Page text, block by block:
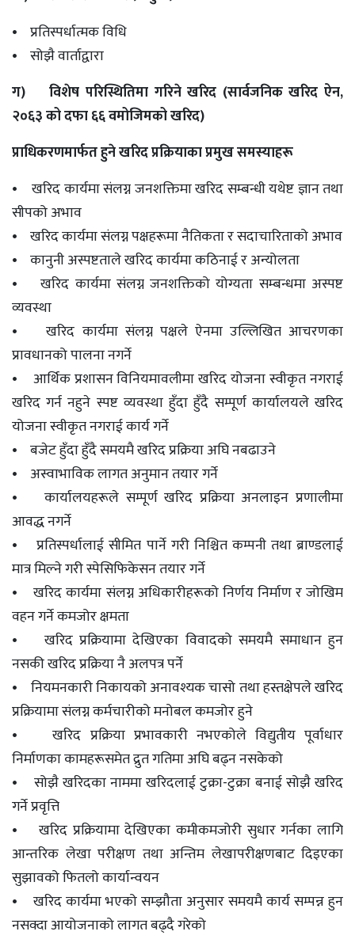
• प्रतिस्पर्धात्मक विधि
• सोझै वार्ताद्वारा
ग) विशेष परिस्थितिमा गरिने खरिद (सार्वजनिक खरिद ऐन,
२०६३ को दफा ६६ वमोजिमको खरिद)
प्राधिकरणमार्फत हुने खरिद प्रक्रियाका प्रमुख समस्याहरू
• खरिद कार्यमा संलग्न जनशक्तिमा खरिद सम्बन्धी यथेष्ट ज्ञान तथा
सीपको अभाव
• खरिद कार्यमा संलग्न पक्षहरूमा नैतिकता र सदाचारिताको अभाव
• कानुनी अस्पष्टताले खरिद कार्यमा कठिनाई र अन्योलता
• खरिद कार्यमा संलग्न जनशक्तिको योग्यता सम्बन्धमा अस्पष्ट
व्यवस्था
• खरिद कार्यमा संलग्न पक्षले ऐनमा उल्लिखित आचरणका
प्रावधानको पालना नगर्ने
• आर्थिक प्रशासन विनियमावलीमा खरिद योजना स्वीकृत नगराई
खरिद गर्न नहुने स्पष्ट व्यवस्था हुँदा हुँदै सम्पूर्ण कार्यालयले खरिद
योजना स्वीकृत नगराई कार्य गर्ने
• बजेट हुँदा हुँदै समयमै खरिद प्रक्रिया अघि नबढाउने
• अस्वाभाविक लागत अनुमान तयार गर्ने
• कार्यालयहरूले सम्पूर्ण खरिद प्रक्रिया अनलाइन प्रणालीमा
आवद्ध नगर्ने
• प्रतिस्पर्धालाई सीमित पार्ने गरी निश्चित कम्पनी तथा ब्राण्डलाई
मात्र मिल्ने गरी स्पेसिफिकेसन तयार गर्ने
• खरिद कार्यमा संलग्न अधिकारीहरूको निर्णय निर्माण र जोखिम
वहन गर्ने कमजोर क्षमता
• खरिद प्रक्रियामा देखिएका विवादको समयमै समाधान हुन
नसकी खरिद प्रक्रिया नै अलपत्र पर्ने
• नियमनकारी निकायको अनावश्यक चासो तथा हस्तक्षेपले खरिद
प्रक्रियामा संलग्न कर्मचारीको मनोबल कमजोर हुने
• खरिद प्रक्रिया प्रभावकारी नभएकोले विद्युतीय पूर्वाधार
निर्माणका कामहरूसमेत द्रुत गतिमा अघि बढ्न नसकेको
• सोझै खरिदका नाममा खरिदलाई टुक्रा-टुक्रा बनाई सोझै खरिद
गर्ने प्रवृत्ति
• खरिद प्रक्रियामा देखिएका कमीकमजोरी सुधार गर्नका लागि
आन्तरिक लेखा परीक्षण तथा अन्तिम लेखापरीक्षणबाट दिइएका
सुझावको फितलो कार्यान्वयन
• खरिद कार्यमा भएको सम्झौता अनुसार समयमै कार्य सम्पन्न हुन
नसक्दा आयोजनाको लागत बढ्दै गरेको